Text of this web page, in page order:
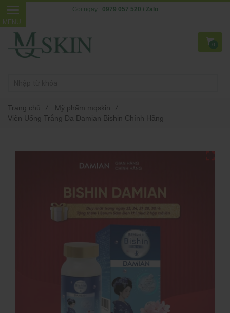
Trang chủ / Mỹ phẩm mqskin
/
Viên Uống Trắng Da Damian Bishin Chính Hãng
Gọi ngay : 0979 057 520 / Zalo
0